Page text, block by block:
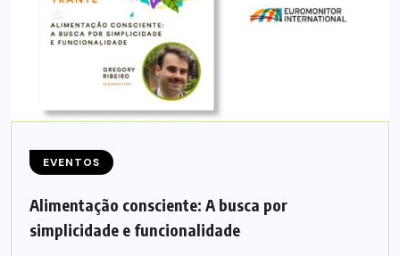
EVENTOS
Alimentação consciente: A busca por
simplicidade e funcionalidade